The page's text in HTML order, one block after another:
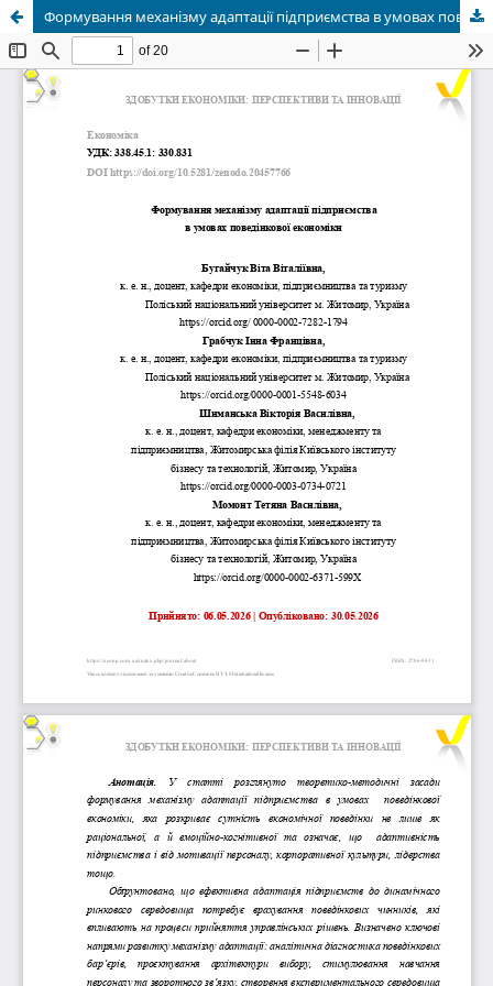
Формування механізму адаптації підприємства в умовах поведінкової економіки